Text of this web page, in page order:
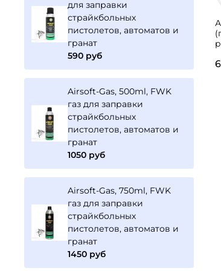
для заправки
страйкбольных
пистолетов, автоматов и
гранат
590 руб
Airsoft-Gas, 500ml, FWK
газ для заправки
страйкбольных
пистолетов, автоматов и
гранат
1050 руб
Airsoft-Gas, 750ml, FWK
газ для заправки
страйкбольных
пистолетов, автоматов и
гранат
1450 руб